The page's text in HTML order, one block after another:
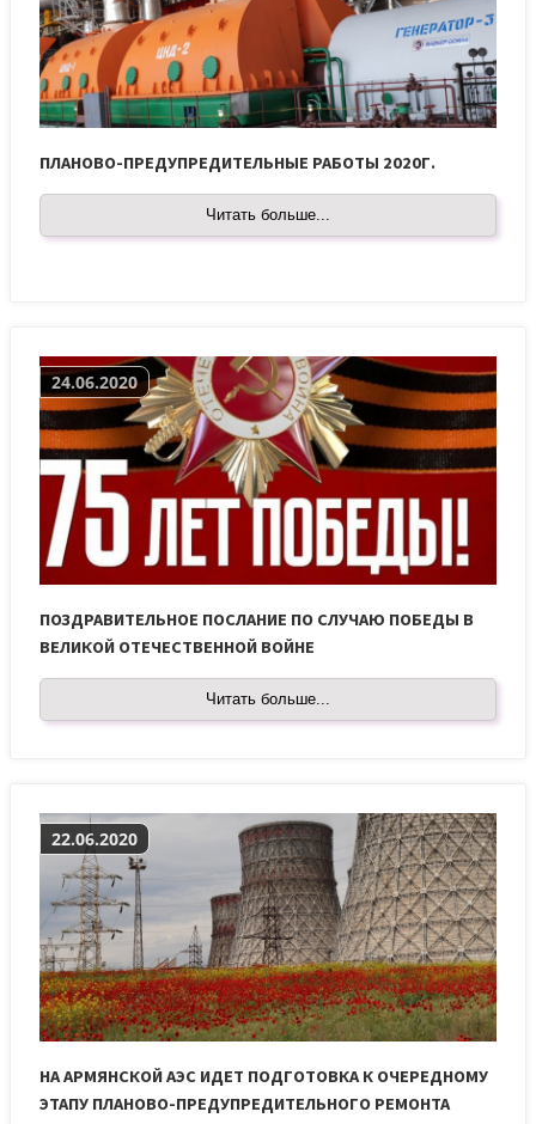
ПЛАНОВО-ПРЕДУПРЕДИТЕЛЬНЫЕ РАБОТЫ 2020Г.
Читать больше...
24.06.2020
ПОЗДРАВИТЕЛЬНОЕ ПОСЛАНИЕ ПО СЛУЧАЮ ПОБЕДЫ В
ВЕЛИКОЙ ОТЕЧЕСТВЕННОЙ ВОЙНЕ
Читать больше...
22.06.2020
НА АРМЯНСКОЙ АЭС ИДЕТ ПОДГОТОВКА К ОЧЕРЕДНОМУ
ЭТАПУ ПЛАНОВО-ПРЕДУПРЕДИТЕЛЬНОГО РЕМОНТА